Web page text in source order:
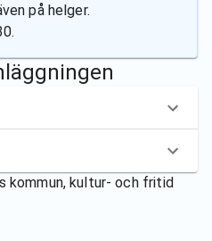
på helger.
kommun, kultur- och fritid